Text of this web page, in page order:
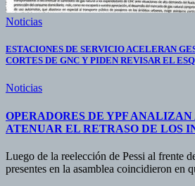
Noticias
ESTACIONES DE SERVICIO ACELERAN
CORTES DE GNC Y PIDEN REVISAR EL
Noticias
OPERADORES DE YPF
ATENUAR EL RETRASO DE LOS
Luego de la reelección de Pessi al frente
presentes en la asamblea coincidieron en